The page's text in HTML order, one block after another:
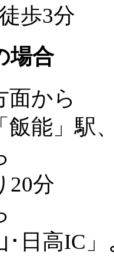
歩3分
場合
面から
飯能」駅
20分
･日高IC